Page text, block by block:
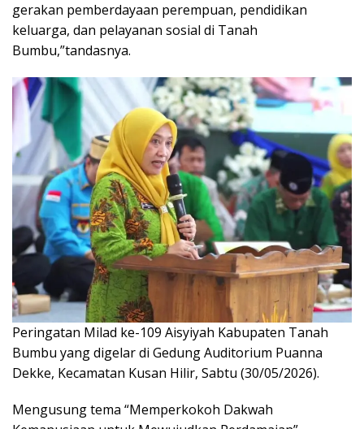
gerakan pemberdayaan perempuan, pendidikan
keluarga, dan pelayanan sosial di Tanah
Bumbu,”tandasnya.
Peringatan Milad ke-109 Aisyiyah Kabupaten Tanah
Bumbu yang digelar di Gedung Auditorium Puanna
Dekke, Kecamatan Kusan Hilir, Sabtu (30/05/2026).
Mengusung tema “Memperkokoh Dakwah